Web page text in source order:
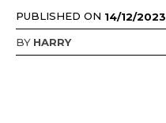
PUBLISHED ON 14/12/2023
BY HARRY